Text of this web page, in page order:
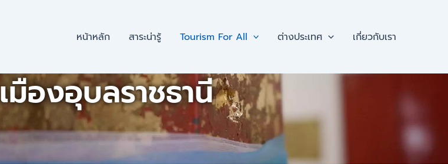
หน้าหลัก สาระน่ารู้ Tourism For All ต่างประเทศ เกี่ยวกับเรา
องอุบลราชธานี